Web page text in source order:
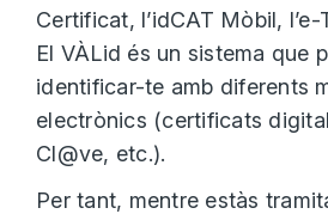
Certificat, l’idCAT Mòbil,
El VÀLid és un sistema que
identificar-te amb diferents
electrònics (certificats
Cl@ve, etc.).
Per tant, mentre estàs